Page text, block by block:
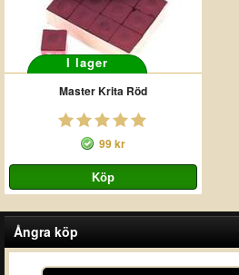
I lager
Master Krita Röd
99 kr
Ångra köp